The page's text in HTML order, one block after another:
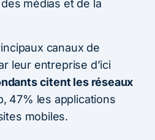
médias et de la
canaux de
leur entreprise d’ici
citent les réseaux
47% les applications
mobiles.